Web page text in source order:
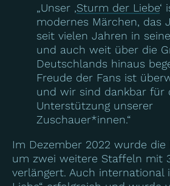
„Unser ‚Sturm der Liebe‘
modernes Märchen, das
seit vielen Jahren in
und auch weit über die
Deutschlands hinaus
Freude der Fans ist
und wir sind dankbar für
Unterstützung unserer
Zuschauer*innen.“
Im Dezember 2022 wurde die
um zwei weitere Staffeln mit
verlängert. Auch international